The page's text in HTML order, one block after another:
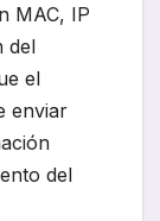
MAC, IP
del
el
enviar
del